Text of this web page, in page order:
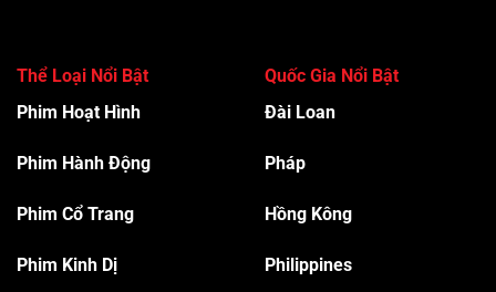
Thể Loại Nổi Bật
Phim Hoạt Hình
Phim Hành Động
Phim Cổ Trang
Phim Kinh Dị
Quốc Gia Nổi Bật
Đài Loan
Pháp
Hồng Kông
Philippines